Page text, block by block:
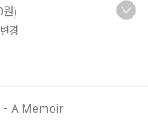
)
변경
- A Memoir